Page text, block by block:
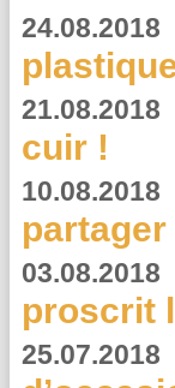
24.08.2018
21.08.2018
cuir !
10.08.2018
03.08.2018
proscrit
25.07.2018